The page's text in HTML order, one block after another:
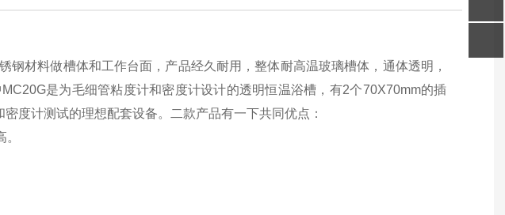
钢材料做槽体和工作台面，产品经久耐用，整体耐高温玻璃槽体，通体透明，
MC20G是为毛细管粘度计和密度计设计的透明恒温浴槽，有2个70X70mm的插
度计测试的理想配套设备。二款产品有一下共同优点：